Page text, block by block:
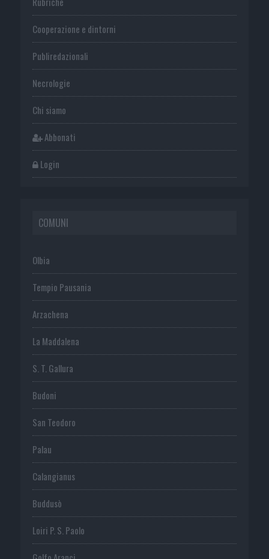
Cooperazione e dintorni
Publiredazionali
Necrologie
Chi siamo
Abbonati
Login
COMUNI
Olbia
Tempio Pausania
Arzachena
La Maddalena
S. T. Gallura
Budoni
San Teodoro
Palau
Calangianus
Buddusò
Loiri P. S. Paolo